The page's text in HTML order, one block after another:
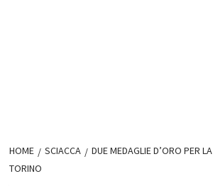
HOME SCIACCA
DUE MEDAGLIE D’ORO PER
TORINO